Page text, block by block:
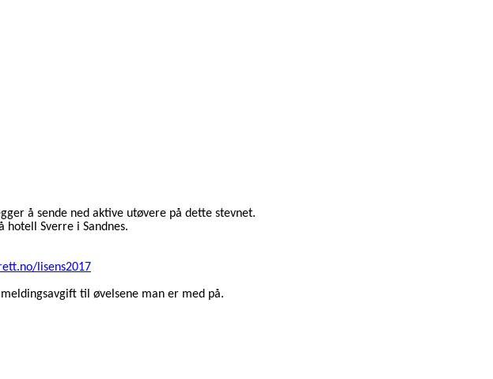
å sende ned aktive utøvere på dette stevnet.
Sverre i Sandnes.
lisens2017
til øvelsene man er med på.